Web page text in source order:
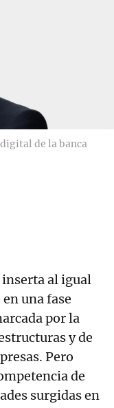
de la banca
al igual
una fase
por la
y de
Pero
de
surgidas en